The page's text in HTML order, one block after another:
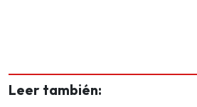
Leer también: